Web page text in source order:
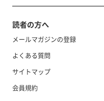
読者の方へ
メールマガジンの登録
よくある質問
サイトマップ
会員規約